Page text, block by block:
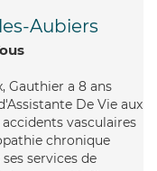
Aubiers
Gauthier a 8 ans
De Vie aux
vasculaires
chronique
services de